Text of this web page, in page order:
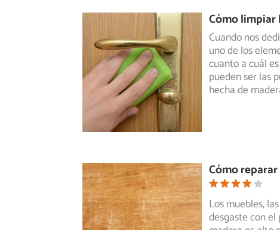
Cómo limpiar
Cuando nos
uno de los
cuanto acuál
pueden ser las
hecha de
Cómo
Los muebles,
desgaste con el